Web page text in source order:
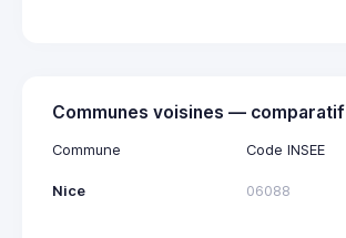
Communes voisines — comparatif
Commune Code INSEE
Nice 06088